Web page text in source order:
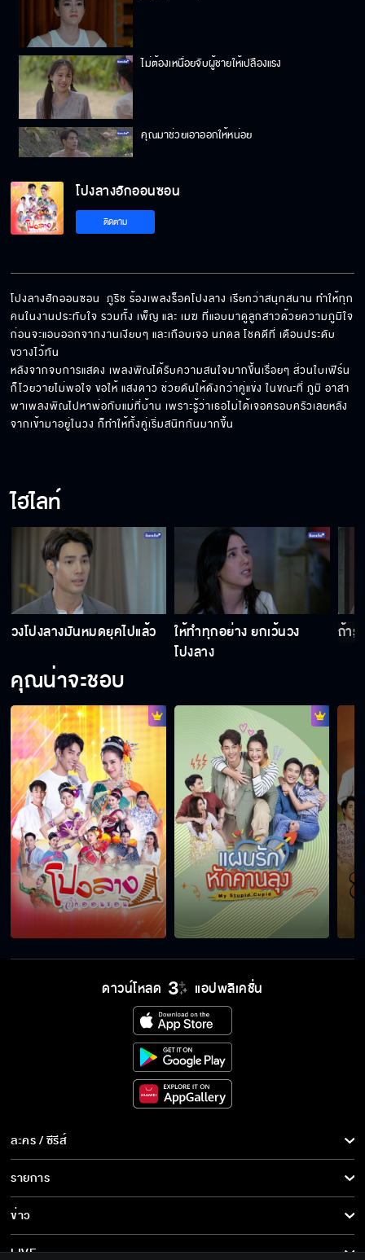
ไม่ต้องเหนื่อยจับผู้ชายให้เปลืองแรง
คุณมาช่วยเอาออกให้หน่อย
มันไล่พี่เป็นหมูเป็นหมา
เปลี่ยนชีวิตด้วยเงินคนอื่น
ตบก็เก่ง จะลองไหมล่ะ
ศึกชิงตำแหน่งนางไหอันดับหนึ่ง
มันเป็นแค่อุบัติเหตุ
ถ้าโดนจับได้เราจะซวยกันหมด
ทำในสิ่งที่พ่อเคยสอน
เดี๋ยวพวกเราช่วยเอง
ทานปลาร้าได้ด้วยเหรอ
ความลับยังไงก็เป็นความลับ
โปงลางฮักออนซอน
ติดตาม
โปงลางฮักออนซอน  ภูริช ร้องเพลงร็อคโปงลาง เรียกว่าสนุกสนาน ทำให้ทุก
คนในงานประทับใจ รวมทั้ง เพ็ญ และ เมฆ ที่แอบมาดูลูกสาวด้วยความภูมิใจ
ก่อนจะแอบออกจากงานเงียบๆ และเกือบเจอ นภดล โชคดีที่ เดือนประดับ
ขวางไว้ทัน
หลังจากจบการแสดง เพลงพิณได้รับความสนใจมากขึ้นเรื่อยๆ ส่วนใบเฟิร์น
ก็โวยวายไม่พอใจ ขอให้ แสงดาว ช่วยดันให้ดังกว่าคู่แข่ง ในขณะที่ ภูมิ อาสา
พาเพลงพิณไปหาพ่อกับแม่ที่บ้าน เพราะรู้ว่าเธอไม่ได้เจอครอบครัวเลยหลัง
จากเข้ามาอยู่ในวง ก็ทำให้ทั้งคู่เริ่มสนิทกันมากขึ้น
ไฮไลท์
วงโปงลางมันหมดยุคไปแล้ว
ให้ทำทุกอย่าง ยกเว้นวง
โปงลาง
ถ้ารู้
คุณน่าจะชอบ
ดาวน์โหลด แอปพลิเคชั่น
ละคร / ซีรีส์
ละคร/ซีรีส์
ซีรีส์นานาชาติ
การ์ตูน & เกม
รายการ
รายการทั้งหมด
ข่าว
ข่าวทั้งหมด
LIVE